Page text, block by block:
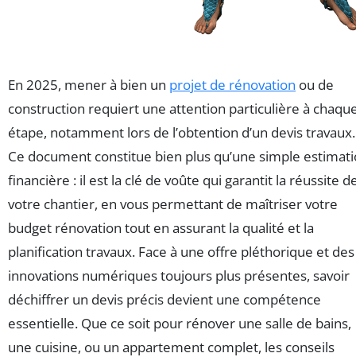
En 2025, mener à bien un projet de rénovation ou de
construction requiert une attention particulière à
étape, notamment lors de l’obtention d’un devis travaux.
Ce document constitue bien plus qu’une simple
financière : il est la clé de voûte qui garantit la réussite
votre chantier, en vous permettant de maîtriser votre
budget rénovation tout en assurant la qualité et la
planification travaux. Face à une offre pléthorique et des
innovations numériques toujours plus présentes, savoir
déchiffrer un devis précis devient une compétence
essentielle. Que ce soit pour rénover une salle de bains,
une cuisine, ou un appartement complet, les conseils